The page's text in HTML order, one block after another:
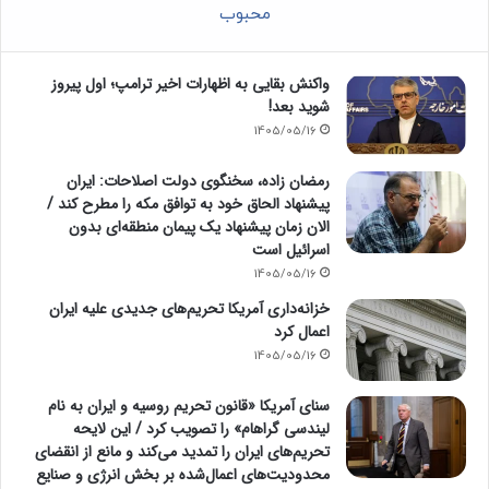
محبوب
واکنش بقایی به اظهارات اخیر ترامپ؛ اول پیروز
شوید بعد!
1405/05/16
رمضان زاده، سخنگوی دولت اصلاحات: ایران
پیشنهاد الحاق خود به توافق مکه را مطرح کند /
الان زمان پیشنهاد یک پیمان منطقه‌ای بدون
اسرائیل است
1405/05/16
خزانه‌داری آمریکا تحریم‌های جدیدی علیه ایران
اعمال کرد
1405/05/16
سنای آمریکا «قانون تحریم روسیه و ایران به نام
لیندسی گراهام» را تصویب کرد / این لایحه
تحریم‌های ایران را تمدید می‌کند و مانع از انقضای
محدودیت‌های اعمال‌شده بر بخش انرژی و صنایع